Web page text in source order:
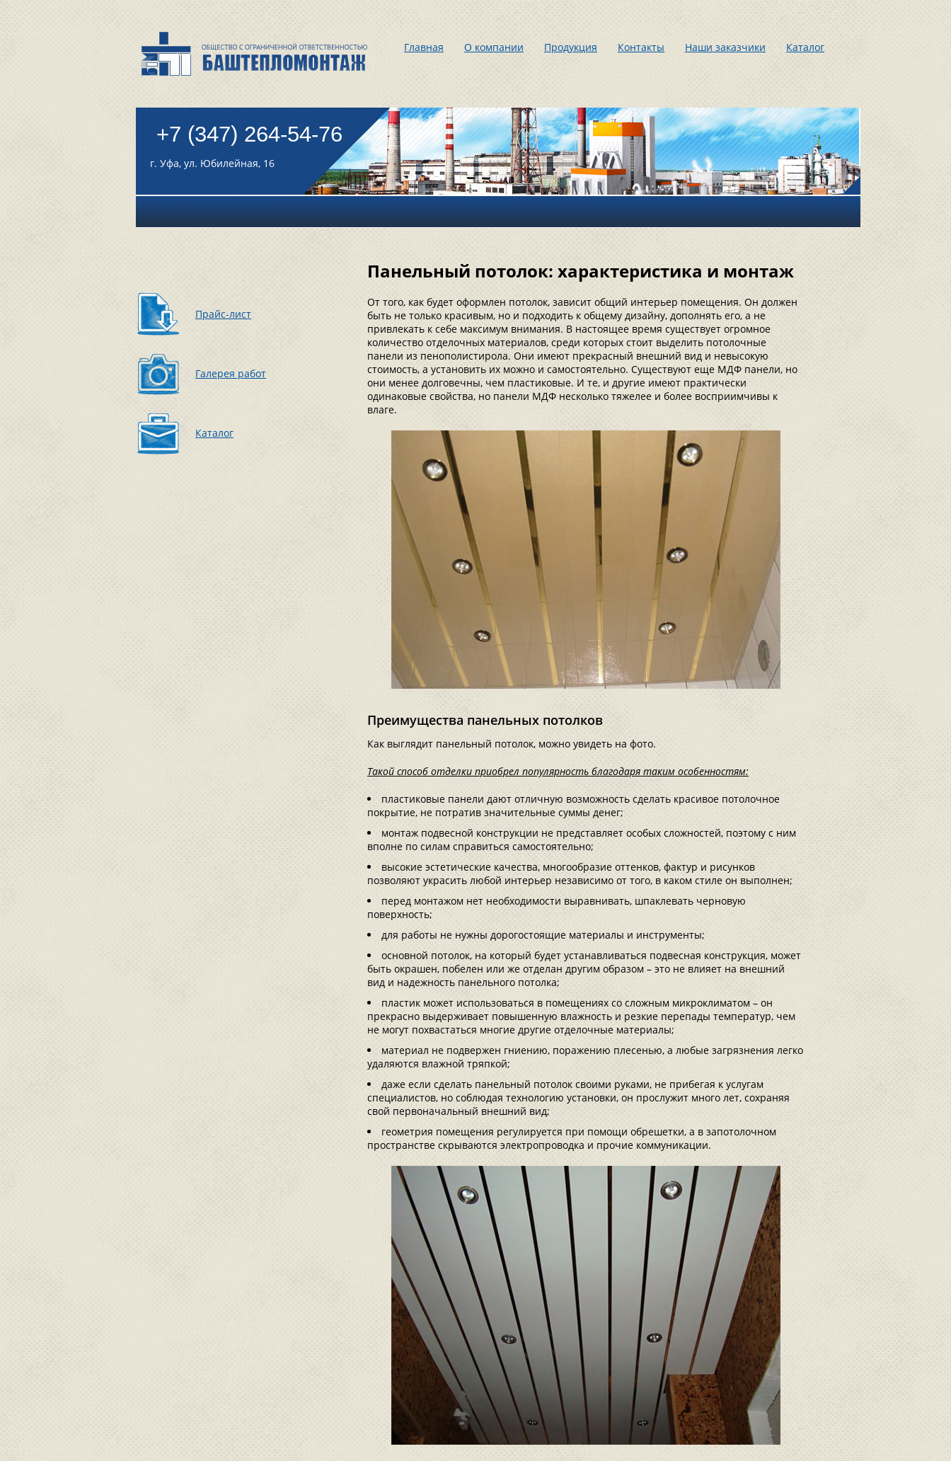
Главная О компании Продукция Контакты Наши заказчики Каталог
+7 (347) 264-54-76
г. Уфа, ул. Юбилейная, 16
Прайс-лист
Галерея работ
Каталог
Панельный потолок: характеристика и монтаж
От того, как будет оформлен потолок, зависит общий интерьер помещения. Он должен
быть не только красивым, но и подходить к общему дизайну, дополнять его, а не
привлекать к себе максимум внимания. В настоящее время существует огромное
количество отделочных материалов, среди которых стоит выделить потолочные
панели из пенополистирола. Они имеют прекрасный внешний вид и невысокую
стоимость, а установить их можно и самостоятельно. Существуют еще МДФ панели, но
они менее долговечны, чем пластиковые. И те, и другие имеют практически
одинаковые свойства, но панели МДФ несколько тяжелее и более восприимчивы к
влаге.
Преимущества панельных потолков
Как выглядит панельный потолок, можно увидеть на фото.
Такой способ отделки приобрел популярность благодаря таким особенностям:
пластиковые панели дают отличную возможность сделать красивое потолочное
покрытие, не потратив значительные суммы денег;
монтаж подвесной конструкции не представляет особых сложностей, поэтому с ним
вполне по силам справиться самостоятельно;
высокие эстетические качества, многообразие оттенков, фактур и рисунков
позволяют украсить любой интерьер независимо от того, в каком стиле он выполнен;
перед монтажом нет необходимости выравнивать, шпаклевать черновую
поверхность;
для работы не нужны дорогостоящие материалы и инструменты;
основной потолок, на который будет устанавливаться подвесная конструкция, может
быть окрашен, побелен или же отделан другим образом – это не влияет на внешний
вид и надежность панельного потолка;
пластик может использоваться в помещениях со сложным микроклиматом – он
прекрасно выдерживает повышенную влажность и резкие перепады температур, чем
не могут похвастаться многие другие отделочные материалы;
материал не подвержен гниению, поражению плесенью, а любые загрязнения легко
удаляются влажной тряпкой;
даже если сделать панельный потолок своими руками, не прибегая к услугам
специалистов, но соблюдая технологию установки, он прослужит много лет, сохраняя
свой первоначальный внешний вид;
геометрия помещения регулируется при помощи обрешетки, а в запотолочном
пространстве скрываются электропроводка и прочие коммуникации.